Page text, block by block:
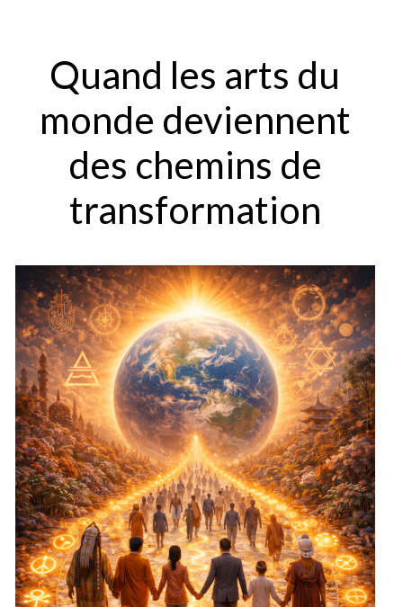
Quand les arts du
monde deviennent
des chemins de
transformation